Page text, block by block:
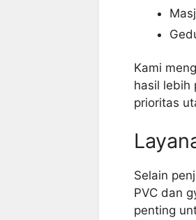
Kami
hasil lebih
prioritas
Selain
PVC dan
penting